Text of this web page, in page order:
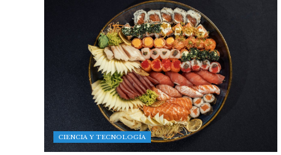
CIENCIA Y TECNOLOGÍA